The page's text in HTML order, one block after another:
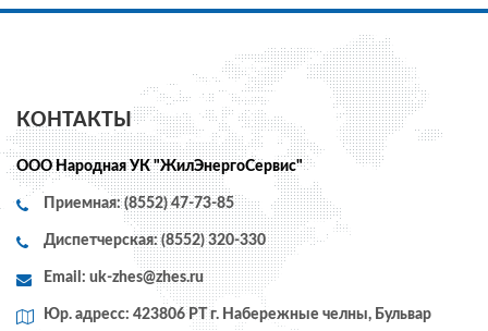
КОНТАКТЫ
ООО Народная УК "ЖилЭнергоСервис"
Приемная: (8552) 47-73-85
Диспетчерская: (8552) 320-330
Email: uk-zhes@zhes.ru
Юр. адресс: 423806 РТ г. Набережные челны, Бульвар